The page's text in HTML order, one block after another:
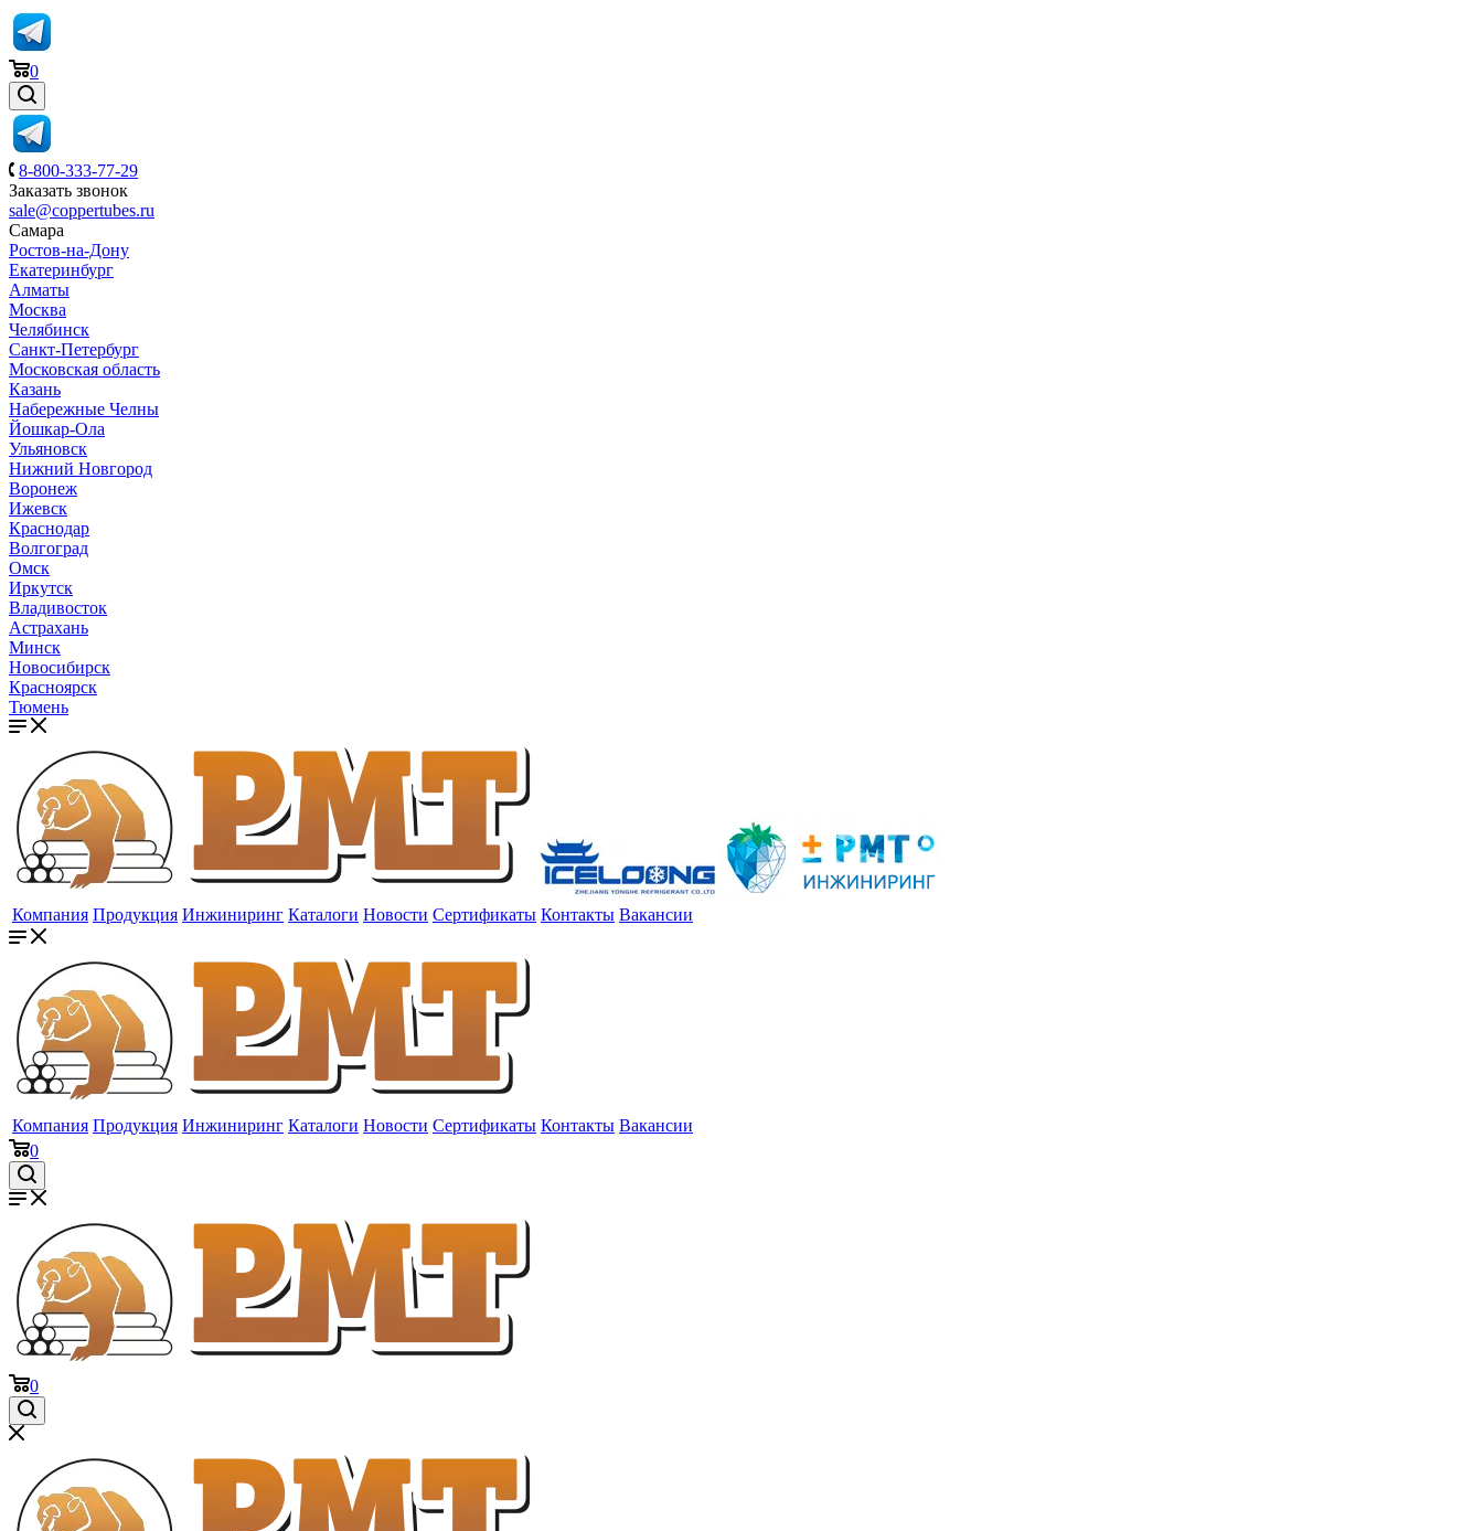
0
8-800-333-77-29
Заказать звонок
sale@coppertubes.ru
Самара
Ростов-на-Дону
Екатеринбург
Алматы
Москва
Челябинск
Санкт-Петербург
Московская область
Казань
Набережные Челны
Йошкар-Ола
Ульяновск
Нижний Новгород
Воронеж
Ижевск
Краснодар
Волгоград
Омск
Иркутск
Владивосток
Астрахань
Минск
Новосибирск
Красноярск
Тюмень
Компания Продукция Инжиниринг Каталоги Новости Сертификаты Контакты Вакансии
Компания Продукция Инжиниринг Каталоги Новости Сертификаты Контакты Вакансии
0
0